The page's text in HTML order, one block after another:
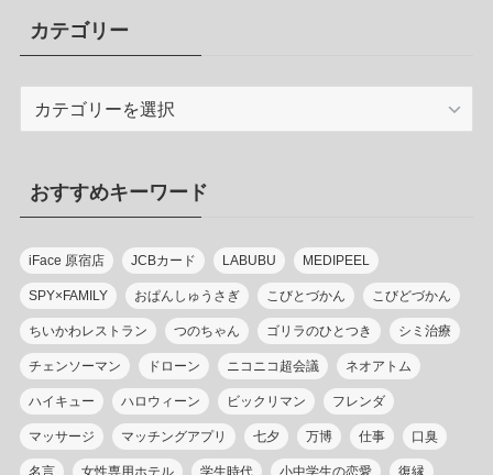
カテゴリー
リ
ー
おすすめキーワード
iFace 原宿店 JCBカード LABUBU MEDIPEEL
SPY×FAMILY おぱんしゅうさぎ こびとづかん こびどづかん
ちいかわレストラン つのちゃん ゴリラのひとつき シミ治療
チェンソーマン ドローン ニコニコ超会議 ネオアトム
ハイキュー ハロウィーン ビックリマン フレンダ
マッサージ マッチングアプリ 七夕 万博 仕事 口臭
名言 女性専用ホテル 学生時代 小中学生の恋愛 復縁